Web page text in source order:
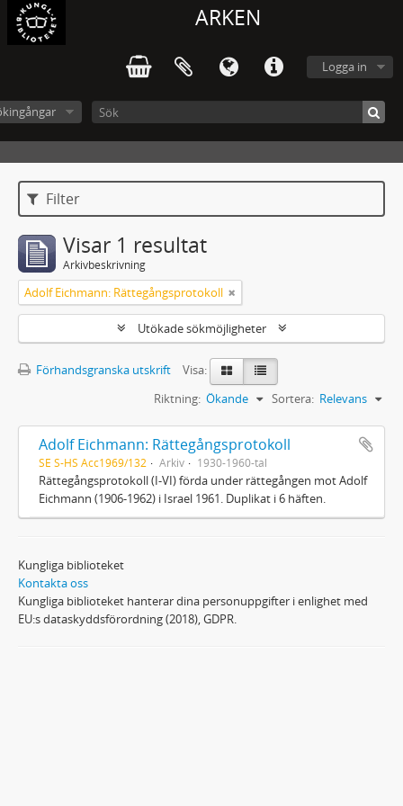
ARKEN
Logga in
Filter
Visar 1 resultat
Arkivbeskrivning
Adolf Eichmann: Rättegångsprotokoll
Utökade sökmöjligheter
Förhandsgranska utskrift
Visa:
Sortera: Relevans
Riktning: Ökande
Adolf Eichmann: Rättegångsprotokoll
SE S-HS Acc1969/132 Arkiv 1930-1960-tal
Rättegångsprotokoll (I-VI) förda under rättegången mot Adolf
Eichmann (1906-1962) i Israel 1961. Duplikat i 6 häften.
Kungliga biblioteket
Kontakta oss
Kungliga biblioteket hanterar dina personuppgifter i enlighet med
EU:s dataskyddsförordning (2018), GDPR.